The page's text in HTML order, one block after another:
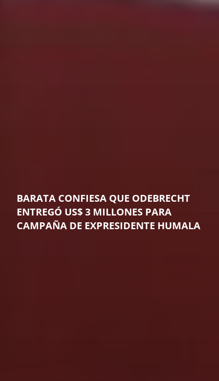
BARATA CONFIESA QUE ODEBRECHT
ENTREGÓ US$ 3 MILLONES PARA
CAMPAÑA DE EXPRESIDENTE HUMALA